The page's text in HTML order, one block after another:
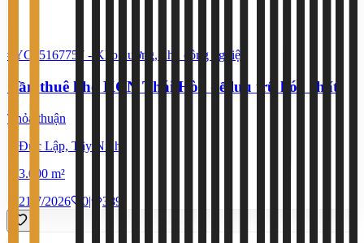
#YC25167757 - Kho xưởng, khu công nghiệp
Cần thuê kho KCN Thái Hòa để lưu trữ hóa chất
Thỏa thuận
Đức Lập, Tây Ninh
3.000 m²
21/7/2026
0| 389